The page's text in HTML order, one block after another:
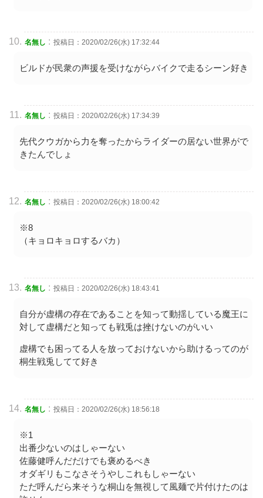
名無し : 投稿日：2020/02/26(水) 17:32:44
ビルドが民衆の声援を受けながらバイクで走るシーン好き
名無し : 投稿日：2020/02/26(水) 17:34:39
先代クウガから力を奪ったからライダーの居ない世界がで
きたんでしょ
名無し : 投稿日：2020/02/26(水) 18:00:42
※8
（キョロキョロするバカ）
名無し : 投稿日：2020/02/26(水) 18:43:41
自分が虚構の存在であることを知って動揺している魔王に
対して虚構だと知っても戦兎は挫けないのがいい
虚構でも困ってる人を放っておけないから助けるってのが
桐生戦兎してて好き
名無し : 投稿日：2020/02/26(水) 18:56:18
※1
出番少ないのはしゃーない
佐藤健呼んだだけでも褒めるべき
オダギリもこなさそうやしこれもしゃーない
ただ呼んだら来そうな桐山を無視して風麺で片付けたのは